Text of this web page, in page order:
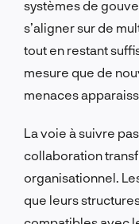
systèmes de
s’aligner sur de
tout en restant
mesure que de
menaces
La voie à suivre
collaboration
organisationnel.
que leurs